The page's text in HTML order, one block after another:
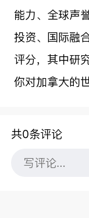
能力、全球声
投资、国际融
评分，其中研
你对加拿大的
共0条评论